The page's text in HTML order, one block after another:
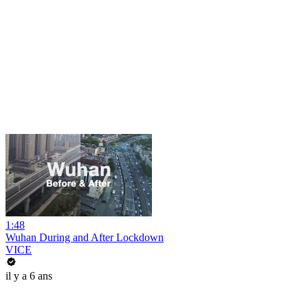
1:48
Wuhan During and After Lockdown
VICE
il y a 6 ans